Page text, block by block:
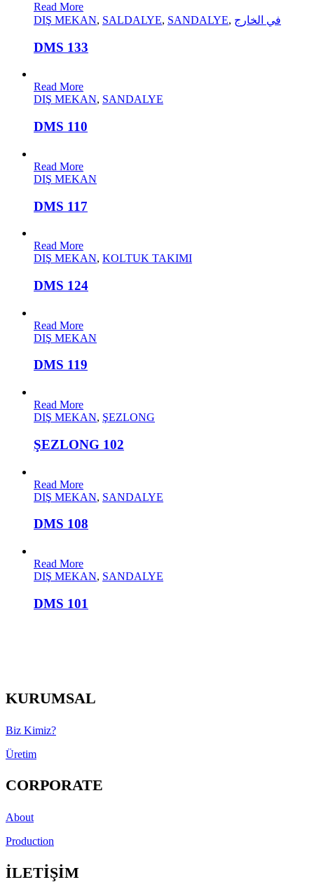
Read More
DIŞ MEKAN, SALDALYE, SANDALYE, في الخارج
DMS 133
Read More
DIŞ MEKAN, SANDALYE
DMS 110
Read More
DIŞ MEKAN
DMS 117
Read More
DIŞ MEKAN, KOLTUK TAKIMI
DMS 124
Read More
DIŞ MEKAN
DMS 119
Read More
DIŞ MEKAN, ŞEZLONG
ŞEZLONG 102
Read More
DIŞ MEKAN, SANDALYE
DMS 108
Read More
DIŞ MEKAN, SANDALYE
DMS 101
KURUMSAL
Biz Kimiz?
Üretim
CORPORATE
About
Production
İLETİŞİM